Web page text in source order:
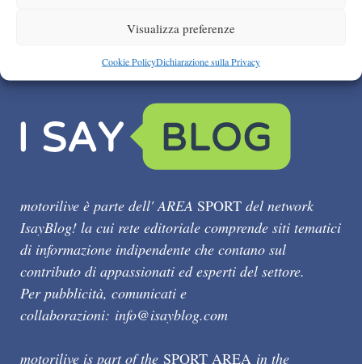
Visualizza preferenze
Cookie PolicyDichiarazione sulla Privacy
motorilive è parte dell' AREA SPORT del network
IsayBlog! la cui rete editoriale comprende siti tematici
di informazione indipendente che contano sul
contributo di appassionati ed esperti del settore.
Per pubblicità, comunicati e
collaborazioni: info@isayblog.com
motorilive is part of the SPORT AREA in the